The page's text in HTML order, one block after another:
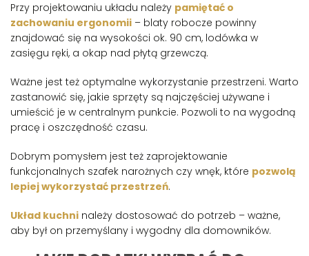
Przy projektowaniu układu należy pamiętać o
zachowaniu ergonomii – blaty robocze powinny
znajdować się na wysokości ok. 90 cm, lodówka w
zasięgu ręki, a okap nad płytą grzewczą.
Ważne jest też optymalne wykorzystanie przestrzeni. Warto
zastanowić się, jakie sprzęty są najczęściej używane i
umieścić je w centralnym punkcie. Pozwoli to na wygodną
pracę i oszczędność czasu.
Dobrym pomysłem jest też zaprojektowanie
funkcjonalnych szafek narożnych czy wnęk, które pozwolą
lepiej wykorzystać przestrzeń.
Układ kuchni należy dostosować do potrzeb – ważne,
aby był on przemyślany i wygodny dla domowników.